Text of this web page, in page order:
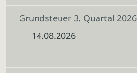
Grundsteuer 3. Quartal 2026
14.08.2026